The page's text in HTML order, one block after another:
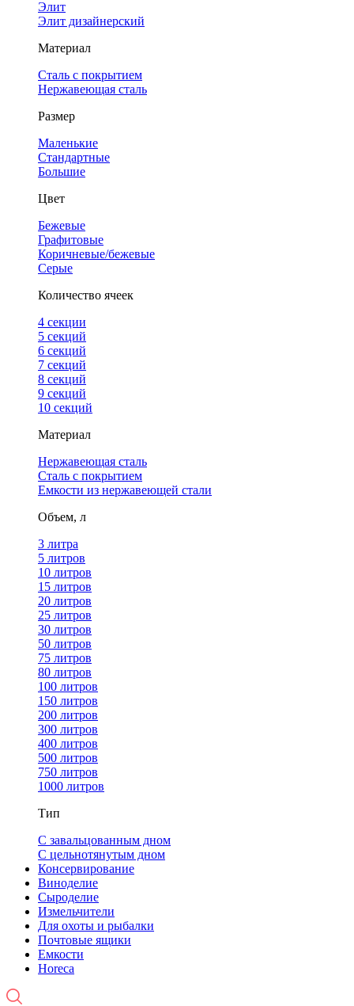
Элит
Элит дизайнерский
Материал
Сталь с покрытием
Нержавеющая сталь
Размер
Маленькие
Стандартные
Большие
Цвет
Бежевые
Графитовые
Коричневые/бежевые
Серые
Количество ячеек
4 cекции
5 секций
6 секций
7 секций
8 секций
9 секций
10 секций
Материал
Нержавеющая сталь
Сталь с покрытием
Емкости из нержавеющей стали
Объем, л
3 литра
5 литров
10 литров
15 литров
20 литров
25 литров
30 литров
50 литров
75 литров
80 литров
100 литров
150 литров
200 литров
300 литров
400 литров
500 литров
750 литров
1000 литров
Тип
С завальцованным дном
С цельнотянутым дном
Консервирование
Виноделие
Сыроделие
Измельчители
Для охоты и рыбалки
Почтовые ящики
Емкости
Horeca